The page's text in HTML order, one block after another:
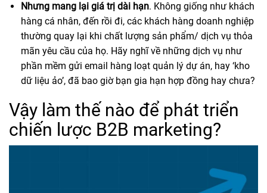
Nhưng mang lại giá trị dài hạn. Không giống như khách
hàng cá nhân, đến rồi đi, các khách hàng doanh nghiệp
thường quay lại khi chất lượng sản phẩm/ dịch vụ thỏa
mãn yêu cầu của họ. Hãy nghĩ về những dịch vụ như
phần mềm gửi email hàng loạt quản lý dự án, hay ‘kho
dữ liệu ảo’, đã bao giờ bạn gia hạn hợp đồng hay chưa?
Vậy làm thế nào để phát triển
chiến lược B2B marketing?